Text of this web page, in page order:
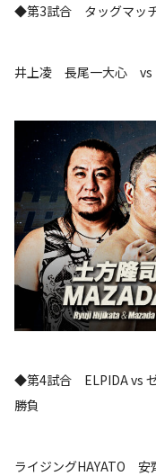
◆第3試合 タッグマッ
井上凌 長尾一大心
◆第4試合 ELPIDA vs
勝負
ライジングHAYATO